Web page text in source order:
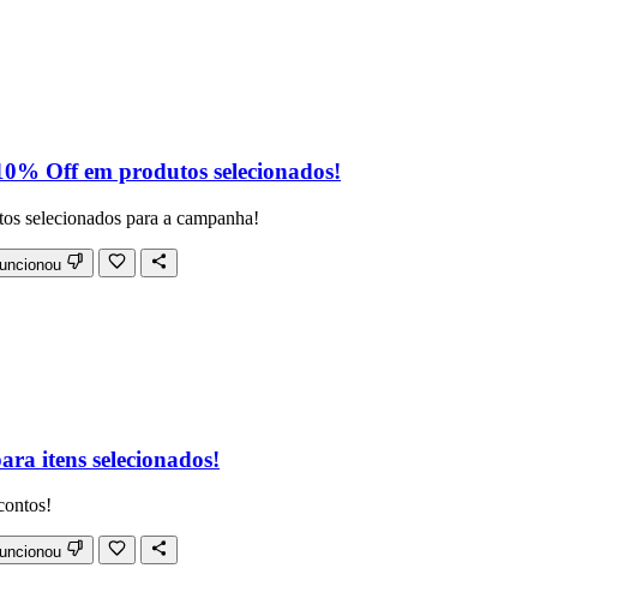
Off em produtos selecionados!
selecionados para a campanha!
itens selecionados!